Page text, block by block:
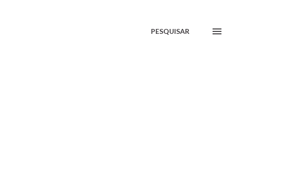
PESQUISAR